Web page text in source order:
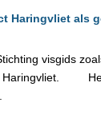
Haringvliet als
visgids
Haringvliet. Het